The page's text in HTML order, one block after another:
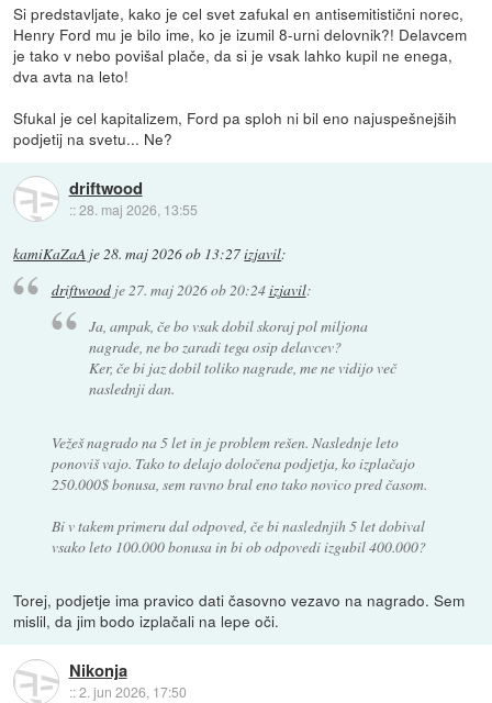
Si predstavljate, kako je cel svet zafukal en antisemitistični norec,
Henry Ford mu je bilo ime, ko je izumil 8-urni delovnik?! Delavcem
je tako v nebo povišal plače, da si je vsak lahko kupil ne enega,
dva avta na leto!
Sfukal je cel kapitalizem, Ford pa sploh ni bil eno najuspešnejših
podjetij na svetu... Ne?
driftwood
::28. maj 2026, 13:55
kamiKaZaA je28. maj 2026 ob 13:27izjavil:
driftwoodje27. maj 2026 ob 20:24izjavil:
Ja, ampak, če bo vsak dobil skoraj pol miljona
nagrade, ne bo zaradi tega osip delavcev?
Ker, če bi jaz dobil toliko nagrade, me ne vidijo več
naslednji dan.
Vežeš nagrado na 5 let in je problem rešen. Naslednje leto
ponoviš vajo. Tako to delajo določena podjetja, ko izplačajo
250.000$ bonusa, sem ravno bral eno tako novico pred časom.
Bi v takem primeru dal odpoved, če bi naslednjih 5 let dobival
vsako leto 100.000 bonusa in bi ob odpovedi izgubil 400.000?
Torej, podjetje ima pravico dati časovno vezavo na nagrado. Sem
mislil, da jim bodo izplačali na lepe oči.
Nikonja
::2. jun 2026, 17:50